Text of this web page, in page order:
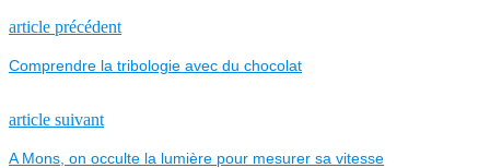
NAVIGATION
DE
L’ARTICLE
article précédentPrevious
Comprendre la tribologie avec du chocolat
article suivantNext
A Mons, on occulte la lumière pour mesurer sa vitesse